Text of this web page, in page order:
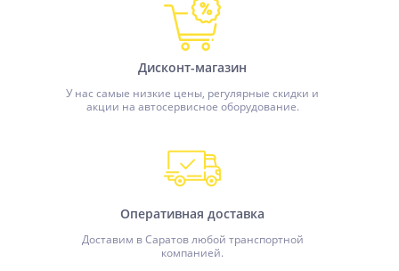
Дисконт-магазин
У нас самые низкие цены, регулярные скидки и
акции на автосервисное оборудование.
Оперативная доставка
Доставим в Саратов любой транспортной
компанией.